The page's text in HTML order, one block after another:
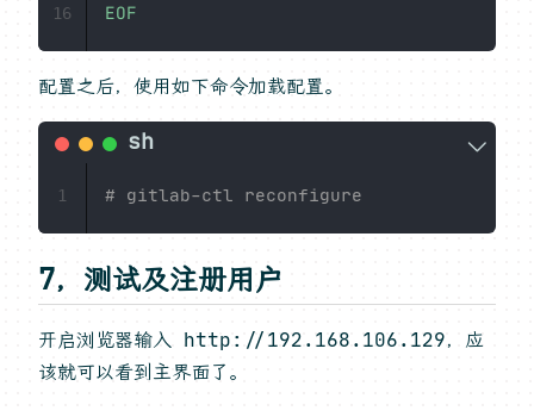
EOF
16
配置之后，使用如下命令加载配置。
# gitlab-ctl reconfigure
1
7，测试及注册用户
开启浏览器输入 http://192.168.106.129，应
该就可以看到主界面了。